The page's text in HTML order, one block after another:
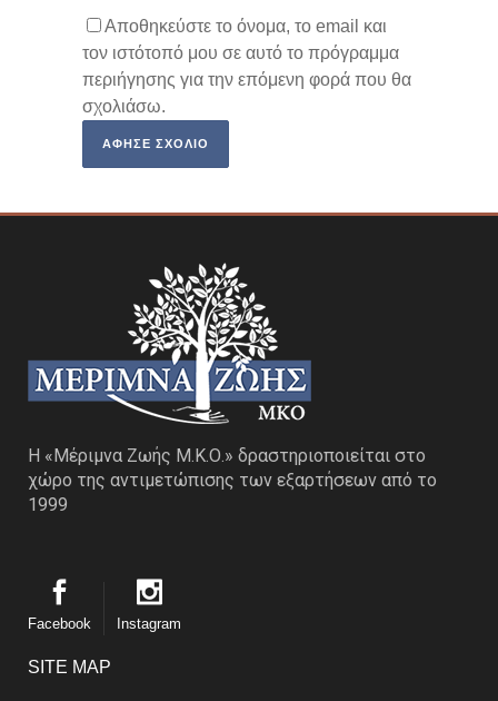
Αποθηκεύστε το όνομα, το email και
τον ιστότοπό μου σε αυτό το πρόγραμμα
περιήγησης για την επόμενη φορά που θα
σχολιάσω.
Η «Μέριμνα Ζωής Μ.Κ.Ο.» δραστηριοποιείται στο
χώρο της αντιμετώπισης των εξαρτήσεων από το
1999
Facebook Instagram
SITE MAP